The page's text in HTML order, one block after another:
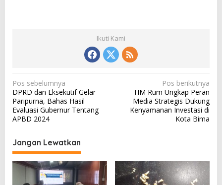
Ikuti Kami
N
a
v
i
g
a
s
Pos sebelumnya
DPRD dan Eksekutif Gelar
Paripurna, Bahas Hasil
Evaluasi Gubernur Tentang
APBD 2024
Pos berikutnya
HM Rum Ungkap Peran
Media Strategis Dukung
Kenyamanan Investasi di
Kota Bima
Jangan Lewatkan